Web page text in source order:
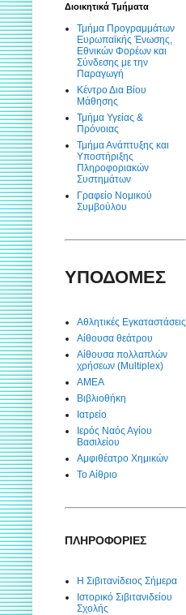
Διοικητικά Τμήματα
Τμήμα Προγραμμάτων
Ευρωπαϊκής Ένωσης,
Εθνικών Φορέων και
Σύνδεσης με την
Παραγωγή
Κέντρο Δια Βίου
Μάθησης
Τμήμα Υγείας &
Πρόνοιας
Τμήμα Ανάπτυξης και
Υποστήριξης
Πληροφοριακών
Συστημάτων
Γραφείο Νομικού
Συμβούλου
ΥΠΟΔΟΜΕΣ
Αθλητικές Εγκαταστάσεις
Αίθουσα θεάτρου
Αίθουσα πολλαπλών
χρήσεων (Multiplex)
ΑΜΕΑ
Βιβλιοθήκη
Ιατρείο
Ιερός Ναός Αγίου
Βασιλείου
Αμφιθέατρο Χημικών
Το Αίθριο
ΠΛΗΡΟΦΟΡΙΕΣ
Η Σιβιτανίδειος Σήμερα
Ιστορικό Σιβιτανιδείου
Σχολής